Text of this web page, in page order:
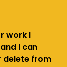
work I
I can
delete from